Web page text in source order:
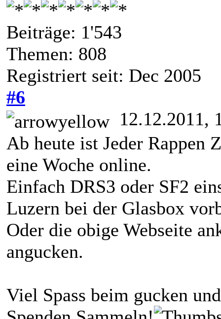
Beiträge: 1'543
Themen: 808
Registriert seit: Dec 2005
#6
12.12.2011,
Ab heute ist Jeder Rappen
eine Woche online.
Einfach DRS3 oder SF2
Luzern bei der Glasbox
Oder die obige Webseite
angucken.
Viel Spass beim gucken